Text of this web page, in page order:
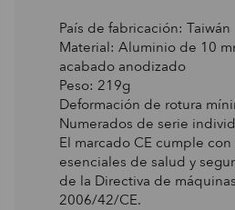
País de fabricación: Taiwán
Material: Aluminio de 10
acabado anodizado
Peso: 219g
Deformación de rotura
Numerados de serie
El marcado CE cumple
esenciales de salud y
de la Directiva de
2006/42/CE.